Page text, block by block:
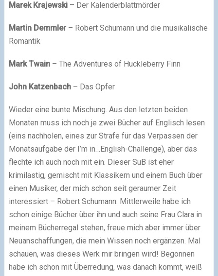
Marek Krajewski– Der Kalenderblattmörder
Martin Demmler– Robert Schumann und die musikalische
Romantik
Mark Twain– The Adventures of Huckleberry Finn
John Katzenbach– Das Opfer
Wieder eine bunte Mischung. Aus den letzten beiden
Monaten muss ich noch je zwei Bücher auf Englisch lesen
(eins nachholen, eines zur Strafe für das Verpassen der
Monatsaufgabe der I’m in…English-Challenge), aber das
flechte ich auch noch mit ein. Dieser SuB ist eher
krimilastig, gemischt mit Klassikern und einem Buch über
einen Musiker, der mich schon seit geraumer Zeit
interessiert – Robert Schumann. Mittlerweile habe ich
schon einige Bücher über ihn und auch seine Frau Clara in
meinem Bücherregal stehen, freue mich aber immer über
Neuanschaffungen, die mein Wissen noch ergänzen. Mal
schauen, was dieses Werk mir bringen wird! Begonnen
habe ich schon mit Überredung, was danach kommt, weiß